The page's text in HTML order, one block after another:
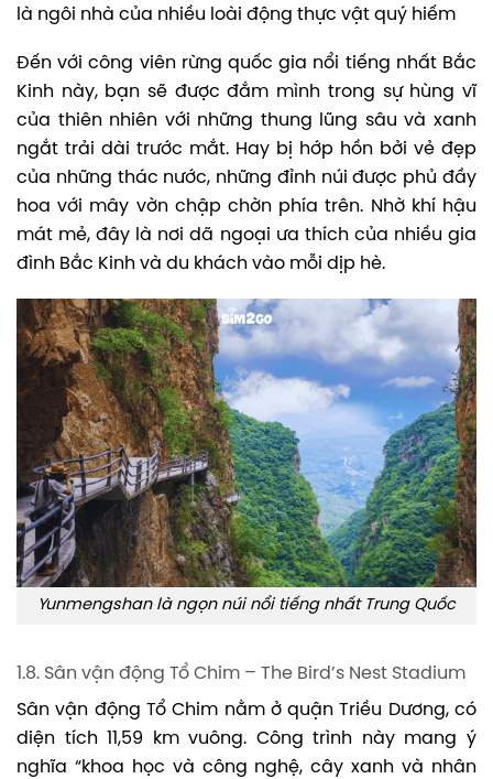
là ngôi nhà của nhiều loài động thực vật quý hiếm
Đến với công viên rừng quốc gia nổi tiếng nhất Bắc
Kinh này, bạn sẽ được đắm mình trong sự hùng vĩ
của thiên nhiên với những thung lũng sâu và xanh
ngắt trải dài trước mắt. Hay bị hớp hồn bởi vẻ đẹp
của những thác nước, những đỉnh núi được phủ đầy
hoa với mây vờn chập chờn phía trên. Nhờ khí hậu
mát mẻ, đây là nơi dã ngoại ưa thích của nhiều gia
đình Bắc Kinh và du khách vào mỗi dịp hè.
Yunmengshan là ngọn núi nổi tiếng nhất Trung Quốc
1.8. Sân vận động Tổ Chim – The Bird’s Nest Stadium
Sân vận động Tổ Chim nằm ở quận Triều Dương, có
diện tích 11,59 km vuông. Công trình này mang ý
nghĩa “khoa học và công nghệ, cây xanh và nhân